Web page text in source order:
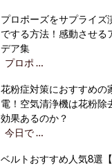
プロポーズをサプライズ
でする方法！感動させる
デア集
プロポ …
花粉症対策におすすめの
電！空気清浄機は花粉除
効果あるのか？
今日で …
ベルトおすすめ人気8選